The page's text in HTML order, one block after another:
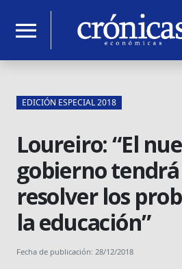
menu
EDICIÓN ESPECIAL 2018
Loureiro: “El
gobierno
resolver los
la educación”
Fecha de publicación: 28/12/2018